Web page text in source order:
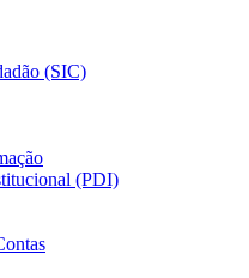
(SIC)
(PDI)